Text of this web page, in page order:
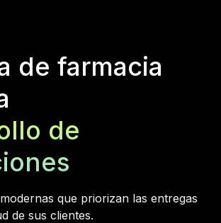
de farmacia
de
que priorizan las entregas
de sus clientes.